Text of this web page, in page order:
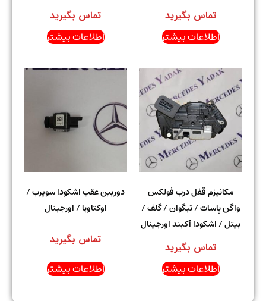
تماس بگیرید
اطلاعات بیشتر
تماس بگیرید
اطلاعات بیشتر
مکانیزم قفل درب فولکس
واگن پاسات / تیگوان / گلف /
بیتل / اشکودا آکبند اورجینال
تماس بگیرید
اطلاعات بیشتر
دوربین عقب اشکودا سوپرب /
اوکتاویا / اورجینال
تماس بگیرید
اطلاعات بیشتر